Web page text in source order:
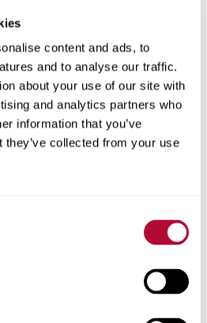
content and ads, to
and to analyse our traffic.
about your use of our site with
and analytics partners who
information that you’ve
they’ve collected from your use